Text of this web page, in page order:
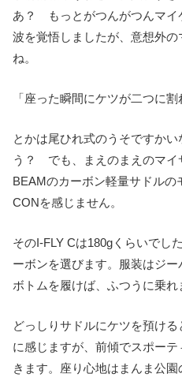
あ？ もっとがつんがつんマイ
波を覚悟しましたが、意想外
ね。
「座った瞬間にケツが二つに割
とかは尾ひれ式のうそですか
う？ でも、まえのまえのマイ
BEAMのカーボン軽量サドル
CONを感じません。
そのI-FLY Cは180gくらいでし
ーボンを選びます。服装はジ
ボトムを履けば、ふつうに乗れ
どっしりサドルにケツを預け
に感じますが、前傾でスポー
きます。座り心地はまんま公園